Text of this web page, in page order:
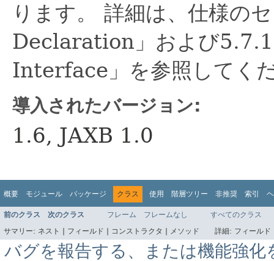
ります。
詳細は、仕様の
Declaration」および
Interface」を参照してく
導入されたバージョン:
1.6, JAXB 1.0
概要 モジュール パッケージ クラス 使用 階層ツリー 非推奨 索引
前のクラス 次のクラス フレーム フレームなし
すべてのクラス
サマリー: ネスト | フィールド | コンストラクタ | メソッド 詳細: フィール
バグを報告する、または機能強化